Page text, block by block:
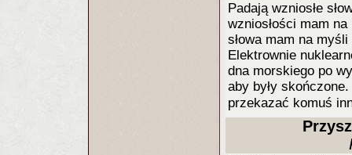
Padają wzniosłe
wzniosłości mam
słowa mam na
Elektrownie
dna morskiego po
aby były
przekazać komuś